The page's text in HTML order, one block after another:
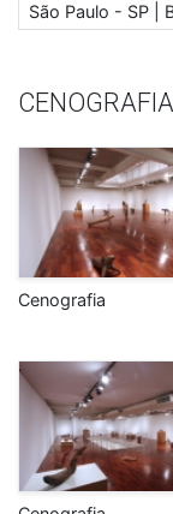
São Paulo - SP |
CENOGRAFIA
Cenografia